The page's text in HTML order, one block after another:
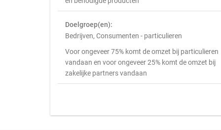
Doelgroep(en):
Bedrijven, Consumenten - particulieren
Voor ongeveer 75% komt de omzet bij particulieren
vandaan en voor ongeveer 25% komt de omzet bij
zakelijke partners vandaan